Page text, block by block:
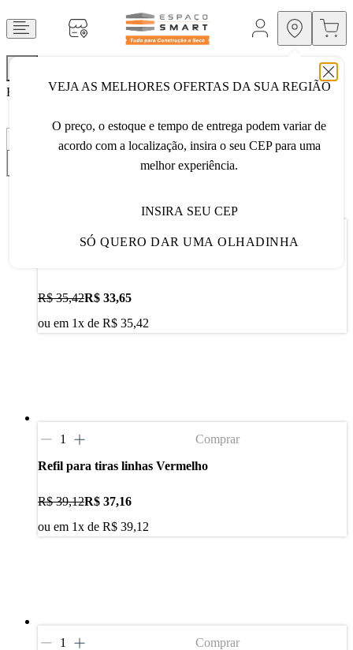
VEJA AS MELHORES OFERTAS DA SUA REGIÃO
O preço, o estoque e tempo de entrega podem variar de
acordo com a localização, insira o seu CEP para uma
melhor experiência.
INSIRA SEU CEP
SÓ QUERO DAR UMA OLHADINHA
Home Ferramentas
27
Produtos
Comprar
R$ 35,42R$ 33,65
ou em 1x de R$ 35,42
Comprar
Refil para tiras linhas Vermelho
R$ 39,12R$ 37,16
ou em 1x de R$ 39,12
Comprar